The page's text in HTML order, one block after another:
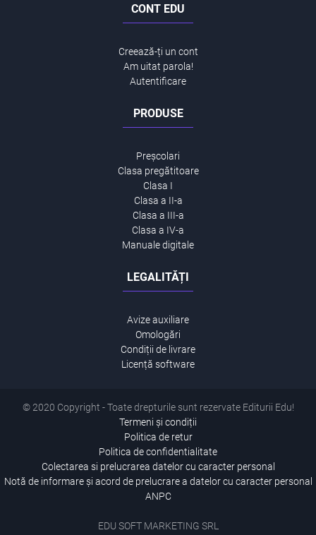
CONT EDU
Creează-ți un cont
Am uitat parola!
Autentificare
PRODUSE
Preșcolari
Clasa pregătitoare
Clasa I
Clasa a II-a
Clasa a III-a
Clasa a IV-a
Manuale digitale
LEGALITĂȚI
Avize auxiliare
Omologări
Condiții de livrare
Licență software
© 2020 Copyright - Toate drepturile sunt rezervate Editurii Edu!
Termeni și condiții
Politica de retur
Politica de confidentialitate
Colectarea si prelucrarea datelor cu caracter personal
Notă de informare și acord de prelucrare a datelor cu caracter personal
ANPC
EDU SOFT MARKETING SRL